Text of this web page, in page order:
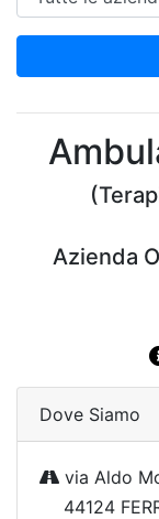
Azienda
Dove Siamo
via Aldo
44124